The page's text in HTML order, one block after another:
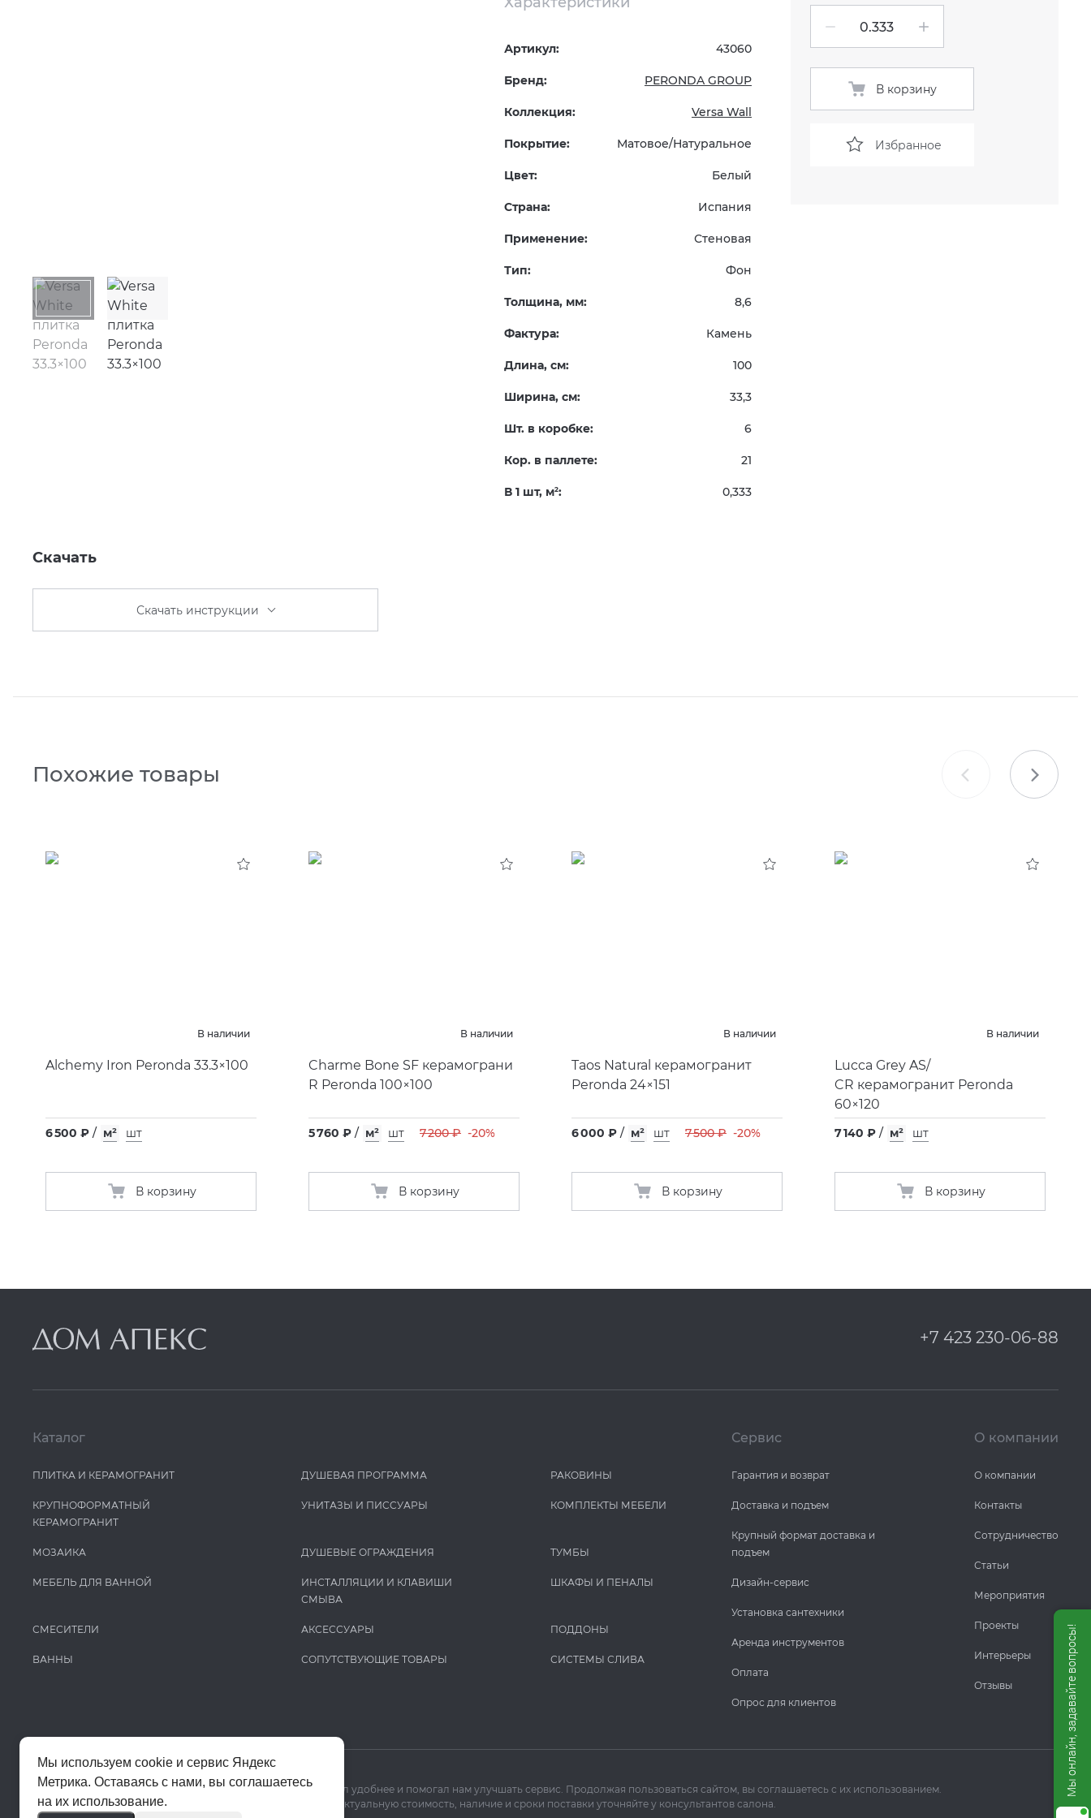
Артикул: 43060
Бренд: PERONDA GROUP
Коллекция: Versa Wall
Покрытие: Матовое/Натуральное
Цвет: Белый
Страна: Испания
Применение: Стеновая
Тип: Фон
Толщина, мм: 8,6
Фактура: Камень
Длина, см: 100
Ширина, см: 33,3
Шт. в коробке: 6
Кор. в паллете: 21
В 1 шт, м2: 0,333
Скачать
Скачать инструкции
В корзину
Избранное
Похожие товары
В наличии
Alchemy Iron Peronda 33.3×100
6 500 ₽ / м² шт
В корзину
В наличии
Charme Bone SF керамограни
R Peronda 100×100
5 760 ₽ / м² шт 7 200 ₽ -20%
В корзину
В наличии
Taos Natural керамогранит
Peronda 24×151
6 000 ₽ / м² шт 7 500 ₽ -20%
В корзину
В наличии
Lucca Grey AS/
CR керамогранит Peronda
60×120
7 140 ₽ / м² шт
В корзину
+7 423 230-06-88
Каталог
ПЛИТКА И КЕРАМОГРАНИТ
КРУПНОФОРМАТНЫЙ
КЕРАМОГРАНИТ
МОЗАИКА
МЕБЕЛЬ ДЛЯ ВАННОЙ
СМЕСИТЕЛИ
ВАННЫ
ДУШЕВАЯ ПРОГРАММА
УНИТАЗЫ И ПИCCУАРЫ
ДУШЕВЫЕ ОГРАЖДЕНИЯ
ИНСТАЛЛЯЦИИ И КЛАВИШИ
СМЫВА
АКСЕССУАРЫ
СОПУТСТВУЮЩИЕ ТОВАРЫ
РАКОВИНЫ
КОМПЛЕКТЫ МЕБЕЛИ
ТУМБЫ
ШКАФЫ И ПЕНАЛЫ
ПОДДОНЫ
СИСТЕМЫ СЛИВА
Сервис
Гарантия и возврат
Доставка и подъем
Крупный формат доставка и
подъем
Дизайн-сервис
Установка сантехники
Аренда инструментов
Оплата
Опрос для клиентов
О компании
О компании
Контакты
Сотрудничество
Статьи
Мероприятия
Проекты
Интерьеры
Отзывы
Мы используем cookie и Яндекс Метрику, чтобы сайт работал удобнее и помогал нам улучшать сервис. Продолжая пользоваться сайтом, вы соглашаетесь с их использованием.
Цены на сайте помогают ориентироваться в ассортименте. Актуальную стоимость, наличие и сроки поставки уточняйте у консультантов салона.
Мы используем cookie и сервис Яндекс
Метрика. Оставаясь с нами, вы соглашаетесь
на их использование.
Мы онлайн, задавайте вопросы!